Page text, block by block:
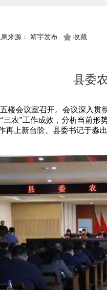
来源： 靖宇发布 收藏
县委
会议室召开。会议深入贯
农”工作成效，分析当前
再上新台阶。县委书记于